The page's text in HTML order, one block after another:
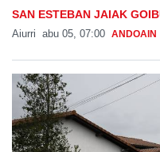
SAN ESTEBAN JAIAK
Aiurri abu 05, 07:00 ANDOAIN